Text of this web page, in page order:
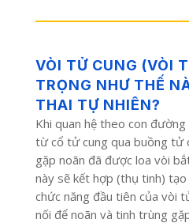
VÒI TỬ CUNG (VÒI
TRỌNG NHƯ THẾ
THAI TỰ NHIÊN?
Khi quan hệ theo con
từ cổ tử cung qua buồng tử
gặp noãn đã được loa vòi
này sẽ kết hợp (thụ tinh)
chức năng đầu tiên của vòi
nối để noãn và tinh trùng